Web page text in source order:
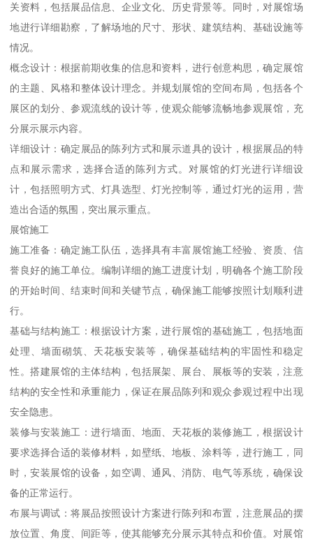
关资料，包括展品信息、企业文化、历史背景等。同时，对展馆场
地进行详细勘察，了解场地的尺寸、形状、建筑结构、基础设施等
情况。
概念设计：根据前期收集的信息和资料，进行创意构思，确定展馆
的主题、风格和整体设计理念。并规划展馆的空间布局，包括各个
展区的划分、参观流线的设计等，使观众能够流畅地参观展馆，充
分展示展示内容。
详细设计：确定展品的陈列方式和展示道具的设计，根据展品的特
点和展示需求，选择合适的陈列方式。对展馆的灯光进行详细设
计，包括照明方式、灯具选型、灯光控制等，通过灯光的运用，营
造出合适的氛围，突出展示重点。
展馆施工
施工准备：确定施工队伍，选择具有丰富展馆施工经验、资质、信
誉良好的施工单位。编制详细的施工进度计划，明确各个施工阶段
的开始时间、结束时间和关键节点，确保施工能够按照计划顺利进
行。
基础与结构施工：根据设计方案，进行展馆的基础施工，包括地面
处理、墙面砌筑、天花板安装等，确保基础结构的牢固性和稳定
性。搭建展馆的主体结构，包括展架、展台、展板等的安装，注意
结构的安全性和承重能力，保证在展品陈列和观众参观过程中出现
安全隐患。
装修与安装施工：进行墙面、地面、天花板的装修施工，根据设计
要求选择合适的装修材料，如壁纸、地板、涂料等，进行施工，同
时，安装展馆的设备，如空调、通风、消防、电气等系统，确保设
备的正常运行。
布展与调试：将展品按照设计方案进行陈列和布置，注意展品的摆
放位置、角度、间距等，使其能够充分展示其特点和价值。对展馆